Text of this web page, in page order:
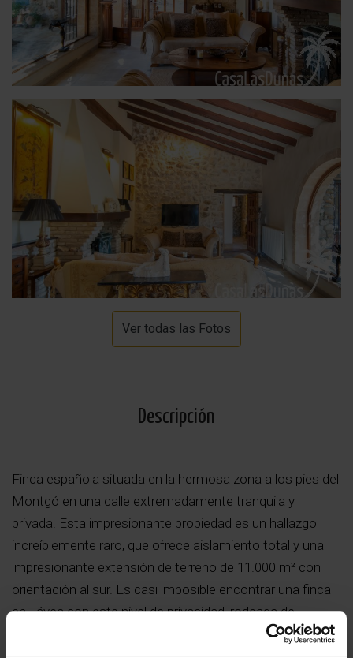
Ver todas las Fotos
Descripción
Finca española situada en la hermosa zona a los pies del
Montgó en una calle extremadamente tranquila y
privada. Esta impresionante propiedad es un hallazgo
increíblemente raro, que ofrece aislamiento total y una
impresionante extensión de terreno de 11.000 m² con
orientación al sur. Es casi imposible encontrar una finca
en Jávea con este nivel de privacidad, rodeada de
jardines bellamente cuidados, olivares y exuberantes